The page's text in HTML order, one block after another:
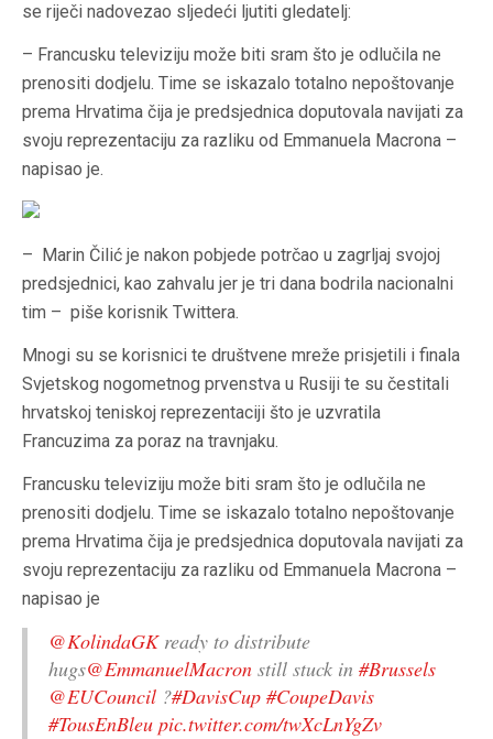
se riječi nadovezao sljedeći ljutiti gledatelj:
– Francusku televiziju može biti sram što je odlučila ne
prenositi dodjelu. Time se iskazalo totalno nepoštovanje
prema Hrvatima čija je predsjednica doputovala navijati za
svoju reprezentaciju za razliku od Emmanuela Macrona –
napisao je.
– Marin Čilić je nakon pobjede potrčao u zagrljaj svojoj
predsjednici, kao zahvalu jer je tri dana bodrila nacionalni
tim – piše korisnik Twittera.
Mnogi su se korisnici te društvene mreže prisjetili i finala
Svjetskog nogometnog prvenstva u Rusiji te su čestitali
hrvatskoj teniskoj reprezentaciji što je uzvratila
Francuzima za poraz na travnjaku.
Francusku televiziju može biti sram što je odlučila ne
prenositi dodjelu. Time se iskazalo totalno nepoštovanje
prema Hrvatima čija je predsjednica doputovala navijati za
svoju reprezentaciju za razliku od Emmanuela Macrona –
napisao je
@KolindaGKready to distribute
hugs@EmmanuelMacron still stuck in #Brussels
@EUCouncil ?#DavisCup #CoupeDavis
#TousEnBleu pic.twitter.com/twXcLnYgZv